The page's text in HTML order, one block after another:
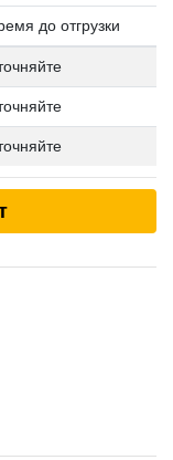
до отгрузки